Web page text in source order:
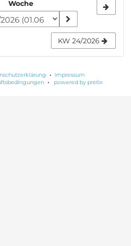
Woche
KW 24/2026
Impressum
powered by pretix